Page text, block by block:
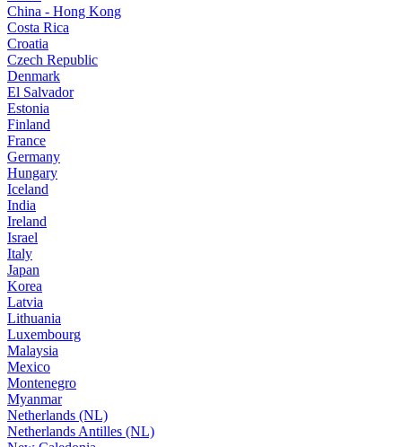
China - Hong Kong
Costa Rica
Croatia
Czech Republic
Denmark
El Salvador
Estonia
Finland
France
Germany
Hungary
Iceland
India
Ireland
Israel
Italy
Japan
Korea
Latvia
Lithuania
Luxembourg
Malaysia
Mexico
Montenegro
Myanmar
Netherlands (NL)
Netherlands Antilles (NL)